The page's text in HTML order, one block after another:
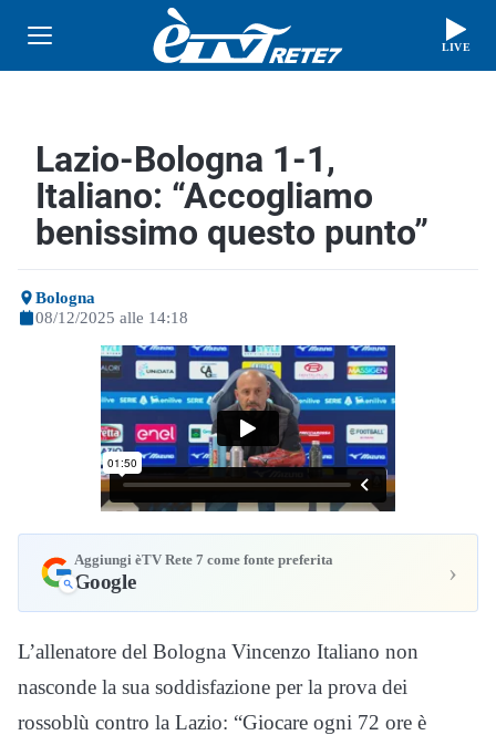
LIVE
Lazio-Bologna 1-1,
Italiano: “Accogliamo
benissimo questo punto”
Bologna
08/12/2025 alle 14:18
Aggiungi èTV Rete 7 come fonte preferita
Google ›
L’allenatore del Bologna Vincenzo Italiano non
nasconde la sua soddisfazione per la prova dei
rossoblù contro la Lazio: “Giocare ogni 72 ore è